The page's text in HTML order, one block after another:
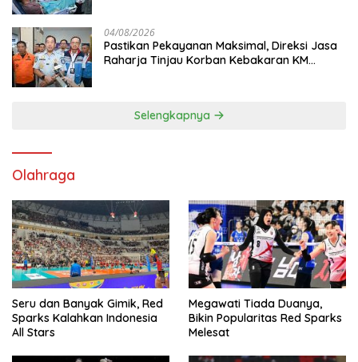
04/08/2026
Pastikan Pekayanan Maksimal, Direksi Jasa
Raharja Tinjau Korban Kebakaran KM
Selengkapnya
Olahraga
Seru dan Banyak Gimik, Red
Sparks Kalahkan Indonesia
All Stars
Megawati Tiada Duanya,
Bikin Popularitas Red Sparks
Melesat